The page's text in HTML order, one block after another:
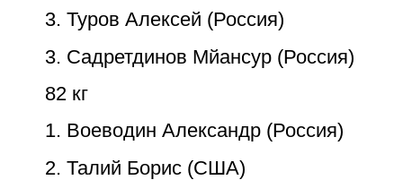
3. Туров Алексей (Россия)
3. Садретдинов Мйансур (Россия)
82 кг
1. Воеводин Александр (Россия)
2. Талий Борис (США)